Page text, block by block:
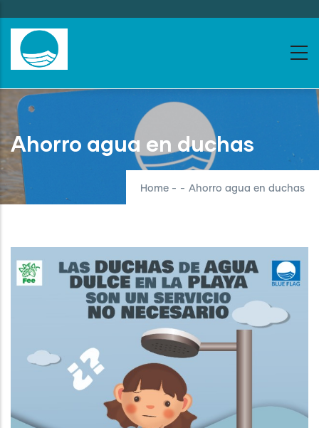
to
main
content
Ahorro agua en duchas
Home - - Ahorro agua en duchas